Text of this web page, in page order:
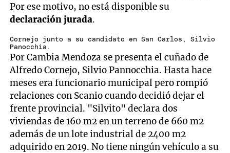
Por ese motivo, no está disponible su
declaración jurada.
Cornejo junto a su candidato en San Carlos, Silvio
Panocchia.
Por Cambia Mendoza se presenta el cuñado de
Alfredo Cornejo, Silvio Pannocchia. Hasta hace
meses era funcionario municipal pero rompió
relaciones con Scanio cuando decidió dejar el
frente provincial. "Silvito" declara dos
viviendas de 160 m2 en un terreno de 660 m2
además de un lote industrial de 2400 m2
adquirido en 2019. No tiene ningún vehículo a su